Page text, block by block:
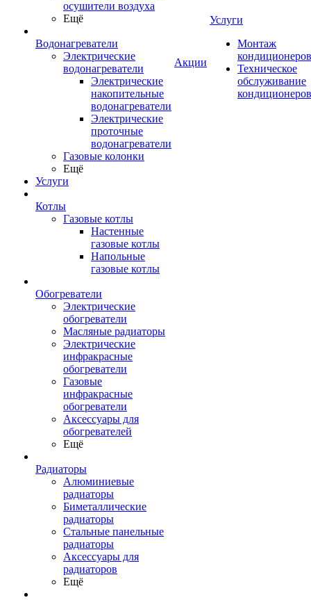
осушители воздуха
Ещё
Водонагреватели
Электрические
водонагреватели
Электрические
накопительные
водонагреватели
Электрические
проточные
водонагреватели
Газовые колонки
Ещё
Услуги
Котлы
Газовые котлы
Настенные
газовые котлы
Напольные
газовые котлы
Обогреватели
Электрические
обогреватели
Масляные радиаторы
Электрические
инфракрасные
обогреватели
Газовые
инфракрасные
обогреватели
Аксессуары для
обогревателей
Ещё
Радиаторы
Алюминиевые
радиаторы
Биметаллические
радиаторы
Стальные панельные
радиаторы
Аксессуары для
радиаторов
Ещё
Акции
Услуги
Монтаж
кондиционеров
Техническое
обслуживание
кондиционеров